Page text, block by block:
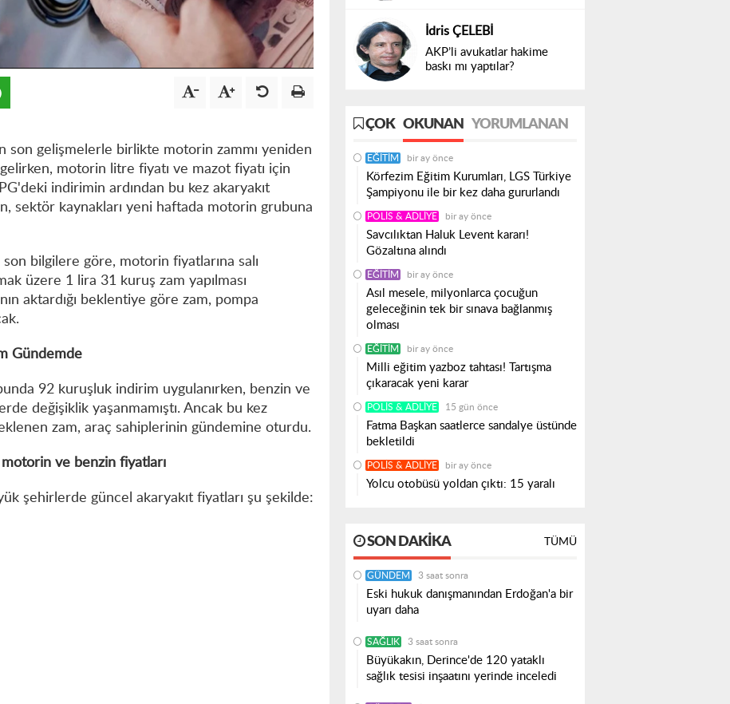
son gelişmelerle birlikte motorin zammı yeniden
motorin litre fiyatı ve mazot fiyatı için
indirimin ardından bu kez akaryakıt
sektör kaynakları yeni haftada motorin grubuna
bilgilere göre, motorin fiyatlarına salı
üzere 1 lira 31 kuruş zam yapılması
aktardığı beklentiye göre zam, pompa
Gündemde
92 kuruşluk indirim uygulanırken, benzin ve
değişiklik yaşanmamıştı. Ancak bu kez
zam, araç sahiplerinin gündemine oturdu.
ve benzin fiyatları
şehirlerde güncel akaryakıt fiyatları şu şekilde:
İdris ÇELEBİ
AKP’li avukatlar hakime
baskı mı yaptılar?
ÇOK OKUNAN YORUMLANAN
EĞITIM bir ay önce
Körfezim Eğitim Kurumları, LGS Türkiye
Şampiyonu ile bir kez daha gururlandı
POLIS & ADLIYE bir ay önce
Savcılıktan Haluk Levent kararı!
Gözaltına alındı
EĞITIM bir ay önce
Asıl mesele, milyonlarca çocuğun
geleceğinin tek bir sınava bağlanmış
olması
EĞITIM bir ay önce
Milli eğitim yazboz tahtası! Tartışma
çıkaracak yeni karar
POLIS & ADLIYE 15 gün önce
Fatma Başkan saatlerce sandalye üstünde
bekletildi
POLIS & ADLIYE bir ay önce
Yolcu otobüsü yoldan çıktı: 15 yaralı
SON DAKIKA TÜMÜ
GÜNDEM 3 saat sonra
Eski hukuk danışmanından Erdoğan'a bir
uyarı daha
SAĞLIK 3 saat sonra
Büyükakın, Derince'de 120 yataklı
sağlık tesisi inşaatını yerinde inceledi